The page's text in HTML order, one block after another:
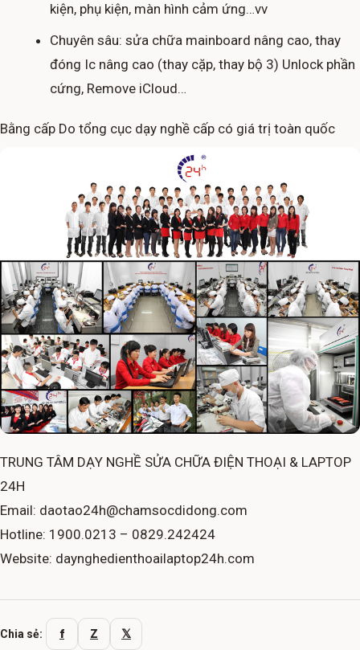
kiện, phụ kiện, màn hình cảm ứng…vv
Chuyên sâu: sửa chữa mainboard nâng cao, thay
đóng Ic nâng cao (thay cặp, thay bộ 3) Unlock phần
cứng, Remove iCloud…
Bằng cấp Do tổng cục dạy nghề cấp có giá trị toàn quốc
TRUNG TÂM DẠY NGHỀ SỬA CHỮA ĐIỆN THOẠI & LAPTOP
24H
Email: daotao24h@chamsocdidong.com
Hotline: 1900.0213 – 0829.242424
Website: daynghedienthoailaptop24h.com
Chia sẻ: f Z 𝕏